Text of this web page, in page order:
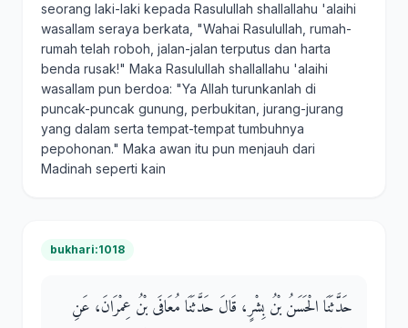
seorang laki-laki kepada Rasulullah shallallahu 'alaihi
wasallam seraya berkata, "Wahai Rasulullah, rumah-
rumah telah roboh, jalan-jalan terputus dan harta
benda rusak!" Maka Rasulullah shallallahu 'alaihi
wasallam pun berdoa: "Ya Allah turunkanlah di
puncak-puncak gunung, perbukitan, jurang-jurang
yang dalam serta tempat-tempat tumbuhnya
pepohonan." Maka awan itu pun menjauh dari
Madinah seperti kain
bukhari:1018
حَدَّثَنَا الْحَسَنُ بْنُ بِشْرٍ، قَالَ حَدَّثَنَا مُعَافَى بْنُ عِمْرَانَ، عَنِ